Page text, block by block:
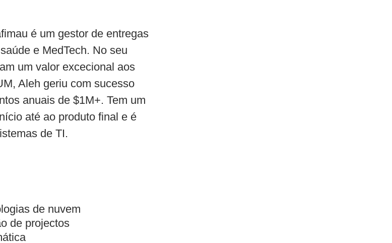
é um gestor de entregas
e MedTech. No seu
um valor excecional aos
Aleh geriu com sucesso
anuais de $1M+. Tem um
até ao produto final e é
de TI.
de nuvem
de projectos